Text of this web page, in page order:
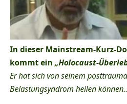
In dieser Mainstream-Kurz-
kommt ein„Holocaust-
Er hat sich von seinem
Belastungsyndrom heilen